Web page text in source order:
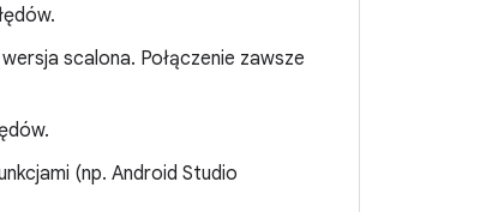
scalona. Połączenie zawsze
(np. Android Studio